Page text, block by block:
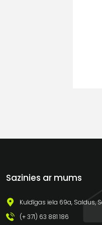
Sazinies ar mums
Kuldīgas iela 69a, Saldus,
(+ 371) 63 881 186